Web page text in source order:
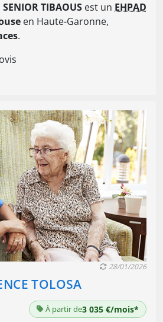
SENIOR TIBAOUS est un EHPAD
en Haute-Garonne,
.
TOLOSA
28/01/2026
À partir de3 035 €/mois*